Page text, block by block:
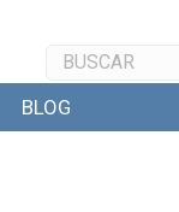
BLOG